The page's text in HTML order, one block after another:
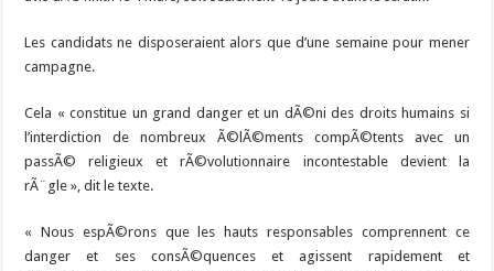
Les candidats ne disposeraient alors que d’une semaine pour mener
campagne.
Cela « constitue un grand danger et un dÃ©ni des droits humains si
l’interdiction de nombreux Ã©lÃ©ments compÃ©tents avec un
passÃ© religieux et rÃ©volutionnaire incontestable devient la
rÃ¨gle », dit le texte.
« Nous espÃ©rons que les hauts responsables comprennent ce
danger et ses consÃ©quences et agissent rapidement et